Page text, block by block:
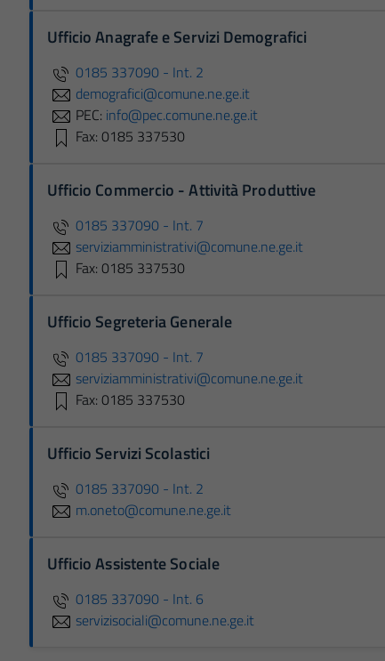
Ufficio Anagrafe e Servizi Demografici
0185 337090 - Int. 2
demografici@comune.ne.ge.it
PEC: info@pec.comune.ne.ge.it
Fax: 0185 337530
Ufficio Commercio - Attività Produttive
0185 337090 - Int. 7
serviziamministrativi@comune.ne.ge.it
Fax: 0185 337530
Ufficio Segreteria Generale
0185 337090 - Int. 7
serviziamministrativi@comune.ne.ge.it
Fax: 0185 337530
Ufficio Servizi Scolastici
0185 337090 - Int. 2
m.oneto@comune.ne.ge.it
Ufficio Assistente Sociale
0185 337090 - Int. 6
servizisociali@comune.ne.ge.it